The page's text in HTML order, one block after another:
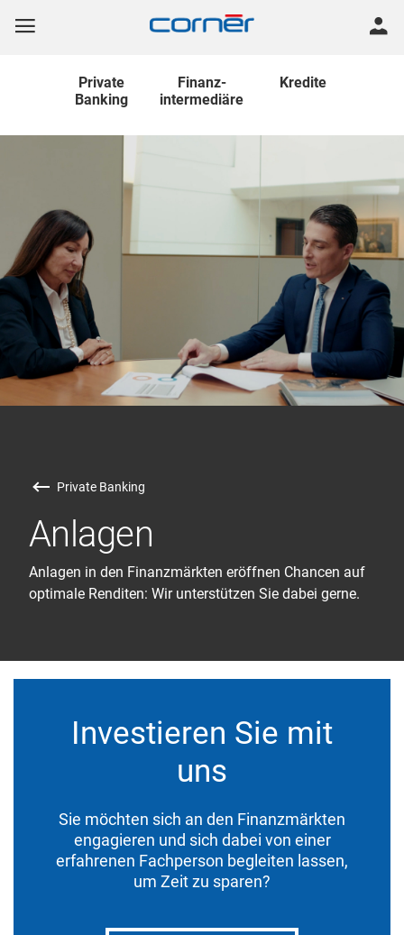
Private
Banking
Finanz-
intermediäre
Kredite
Private Banking
Anlagen
Anlagen in den Finanzmärkten eröffnen Chancen auf
optimale Renditen: Wir unterstützen Sie dabei gerne.
Investieren Sie mit
uns
Sie möchten sich an den Finanzmärkten
engagieren und sich dabei von einer
erfahrenen Fachperson begleiten lassen,
um Zeit zu sparen?